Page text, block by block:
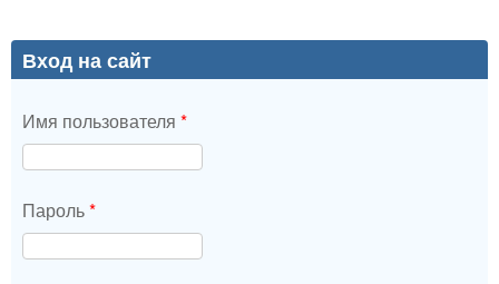
Вход на сайт
Имя пользователя *
Пароль*